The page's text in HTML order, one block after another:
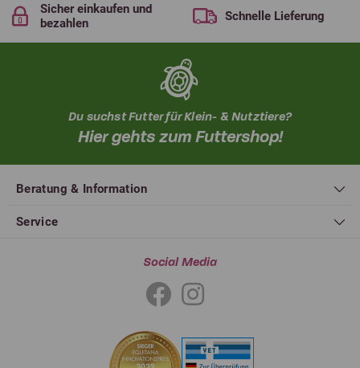
Sicher einkaufen und
bezahlen
Schnelle Lieferung
Du suchst Futter für Klein- & Nutztiere?
Hier gehts zum Futtershop!
Beratung & Information
Service
Social Media